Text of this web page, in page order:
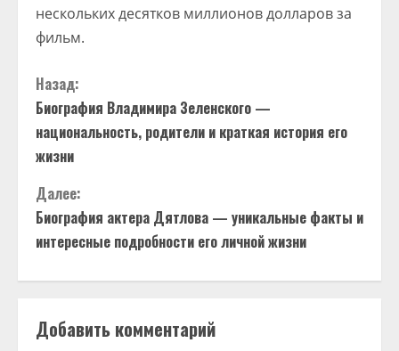
нескольких десятков миллионов долларов за
фильм.
П
р
о
д
о
л
ж
Назад:
Биография Владимира Зеленского —
национальность, родители и краткая история его
жизни
Далее:
Биография актера Дятлова — уникальные факты и
интересные подробности его личной жизни
Добавить комментарий